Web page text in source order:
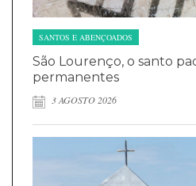
SANTOS E ABENÇOADOS
São Lourenço, o santo
permanentes
3 AGOSTO 2026